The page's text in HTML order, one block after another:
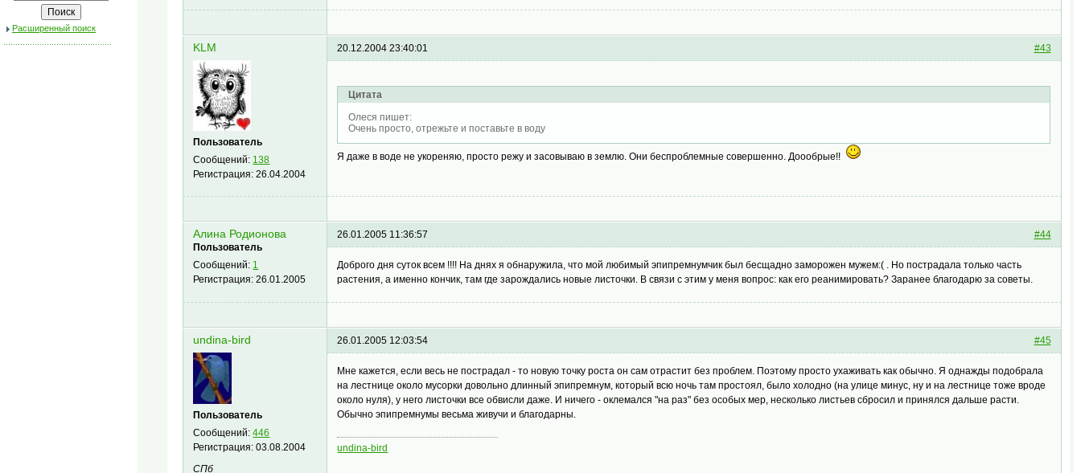
Расширенный поиск
KLM
Пользователь
Сообщений: 138
Регистрация:26.04.2004
#43
20.12.2004 23:40:01
Цитата
Олеся пишет:
Очень просто, отрежьте и поставьте в воду
Я даже в воде не укореняю, просто режу и засовываю в землю. Они беспроблемные совершенно. Доообрые!!
Алина Родионова
Пользователь
Сообщений: 1
Регистрация:26.01.2005
#44
26.01.2005 11:36:57
Доброго дня суток всем !!!! На днях я обнаружила, что мой любимый эпипремнумчик был бесщадно заморожен мужем:( . Но пострадала только часть
растения, а именно кончик, там где зарождались новые листочки. В связи с этим у меня вопрос: как его реанимировать? Заранее благодарю за советы.
undina-bird
Пользователь
Сообщений:446
Регистрация:03.08.2004
СПб
#45
26.01.2005 12:03:54
Мне кажется, если весь не пострадал - то новую точку роста он сам отрастит без проблем. Поэтому просто ухаживать как обычно. Я однажды подобрала
на лестнице около мусорки довольно длинный эпипремнум, который всю ночь там простоял, было холодно (на улице минус, ну и на лестнице тоже вроде
около нуля), у него листочки все обвисли даже. И ничего - оклемался "на раз" без особых мер, несколько листьев сбросил и принялся дальше расти.
Обычно эпипремнумы весьма живучи и благодарны.
undina-bird